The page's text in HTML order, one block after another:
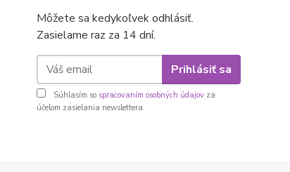
Môžete sa kedykoľvek odhlásiť.
Zasielame raz za 14 dní.
Prihlásiť sa
Súhlasím so spracovaním osobných údajov za
účelom zasielania newslettera.